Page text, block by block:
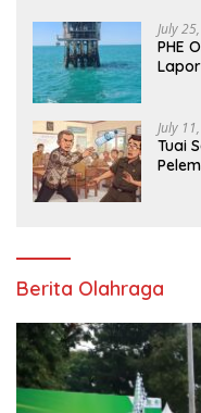
July
PHE
July
Tuai
Berita Olahraga